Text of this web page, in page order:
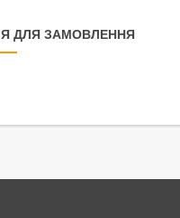
ДЛЯ ЗАМОВЛЕННЯ